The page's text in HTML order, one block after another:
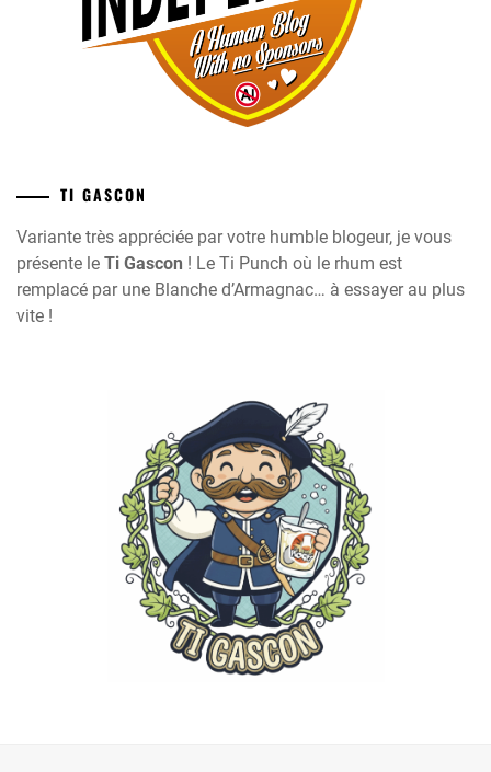
TI GASCON
Variante très appréciée par votre humble blogeur, je vous
présente le Ti Gascon ! Le Ti Punch où le rhum est
remplacé par une Blanche d’Armagnac… à essayer au plus
vite !